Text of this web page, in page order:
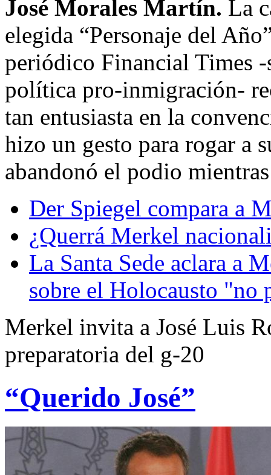
José Morales Martín. La
elegida “Personaje del
periódico Financial Times
política pro-inmigración-
tan entusiasta en la
hizo un gesto para rogar a
abandonó el podio
Der Spiegel compara a
¿Querrá Merkel
La Santa Sede aclara a
sobre el Holocausto "no
Merkel invita a José Luis
preparatoria del g-20
“Querido José”